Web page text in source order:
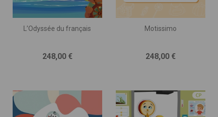
L’Odyssée du français
Prix
248,00 €
Motissimo
Prix
248,00 €